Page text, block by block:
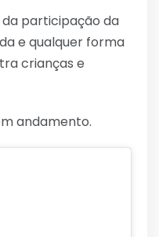
participação da
e qualquer forma
crianças e
andamento.